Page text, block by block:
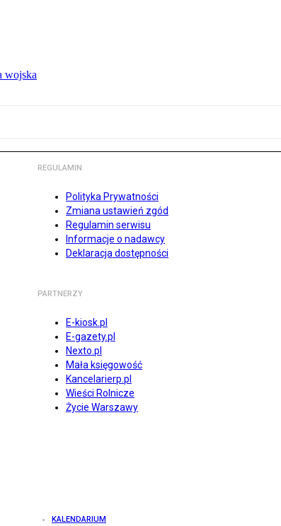
wojska
REGULAMIN
Polityka Prywatności
Zmiana ustawień zgód
Regulamin serwisu
Informacje o nadawcy
Deklaracja dostępności
PARTNERZY
E-kiosk.pl
E-gazety.pl
Nexto.pl
Mała księgowość
Kancelarierp.pl
Wieści Rolnicze
Życie Warszawy
KALENDARIUM